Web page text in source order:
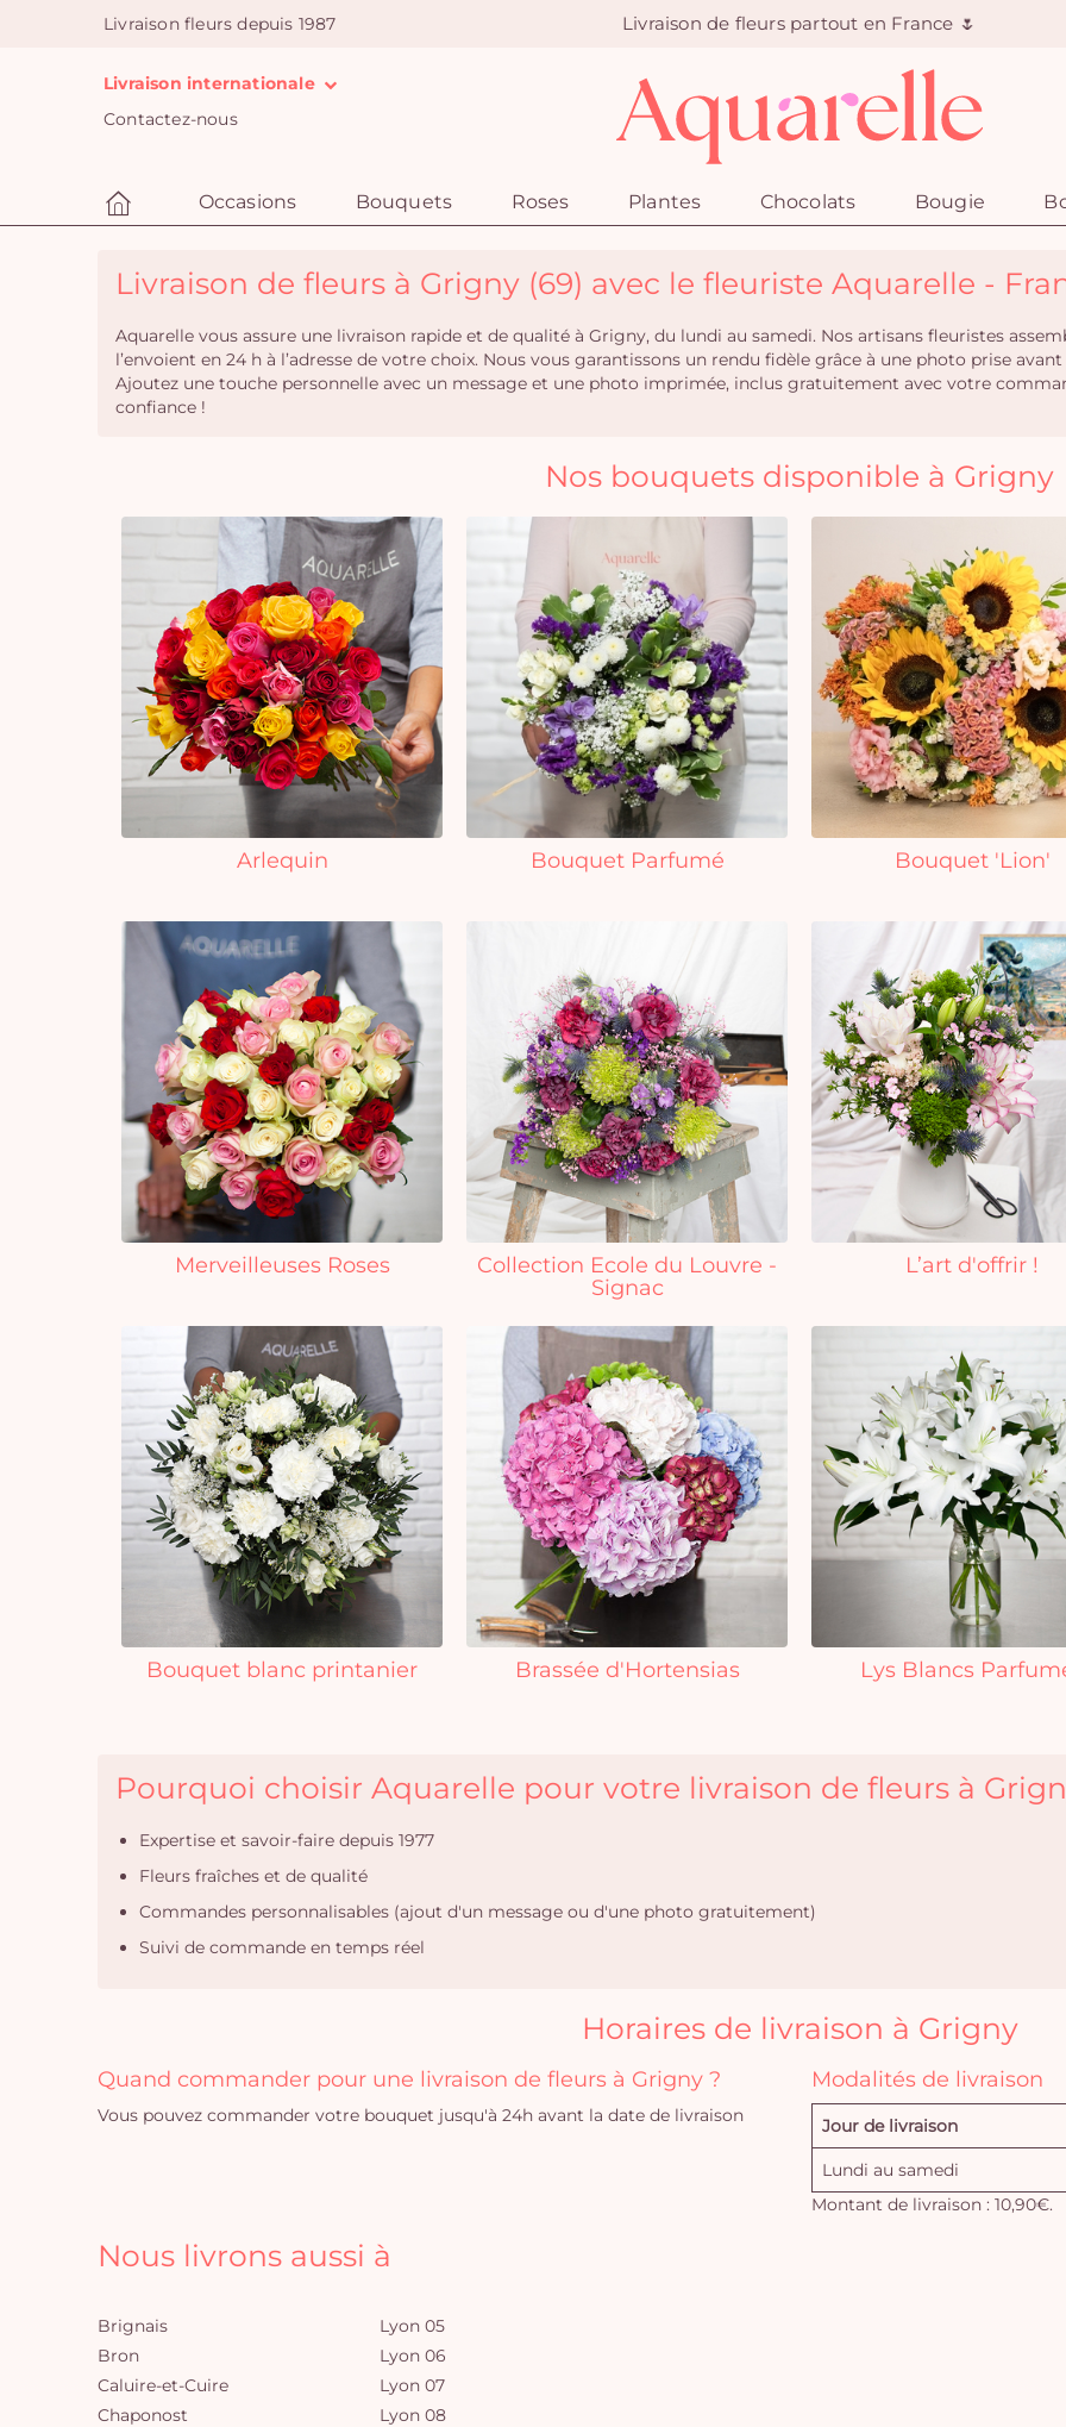
Livraison fleurs depuis 1987 Livraison de fleurs partout en France 🌷
Livraison internationale
Contactez-nous
Occasions Bouquets Roses Plantes Chocolats Bougie
Livraison de fleurs à Grigny (69) avec le fleuriste Aquarelle -
Aquarelle vous assure une livraison rapide et de qualité à Grigny, du lundi au samedi. Nos artisans fleuristes
l’envoient en 24 h à l’adresse de votre choix. Nous vous garantissons un rendu fidèle grâce à une photo prise
Ajoutez une touche personnelle avec un message et une photo imprimée, inclus gratuitement avec votre
confiance !
Nos bouquets disponible à Grigny
Arlequin Bouquet Parfumé Bouquet 'Lion'
Merveilleuses Roses
Collection Ecole du Louvre -
Signac
L’art d'offrir !
Bouquet blanc printanier Brassée d'Hortensias Lys Blancs
Pourquoi choisir Aquarelle pour votre livraison de fleurs à
Expertise et savoir-faire depuis 1977
Fleurs fraîches et de qualité
Commandes personnalisables (ajout d'un message ou d'une photo gratuitement)
Suivi de commande en temps réel
Horaires de livraison à Grigny
Quand commander pour une livraison de fleurs à Grigny ?
Vous pouvez commander votre bouquet jusqu'à 24h avant la date de livraison
Modalités de livraison
Jour de livraison
Lundi au samedi
Montant de livraison : 10,90€.
Nous livrons aussi à
Brignais
Bron
Caluire-et-Cuire
Chaponost
Lyon 05
Lyon 06
Lyon 07
Lyon 08